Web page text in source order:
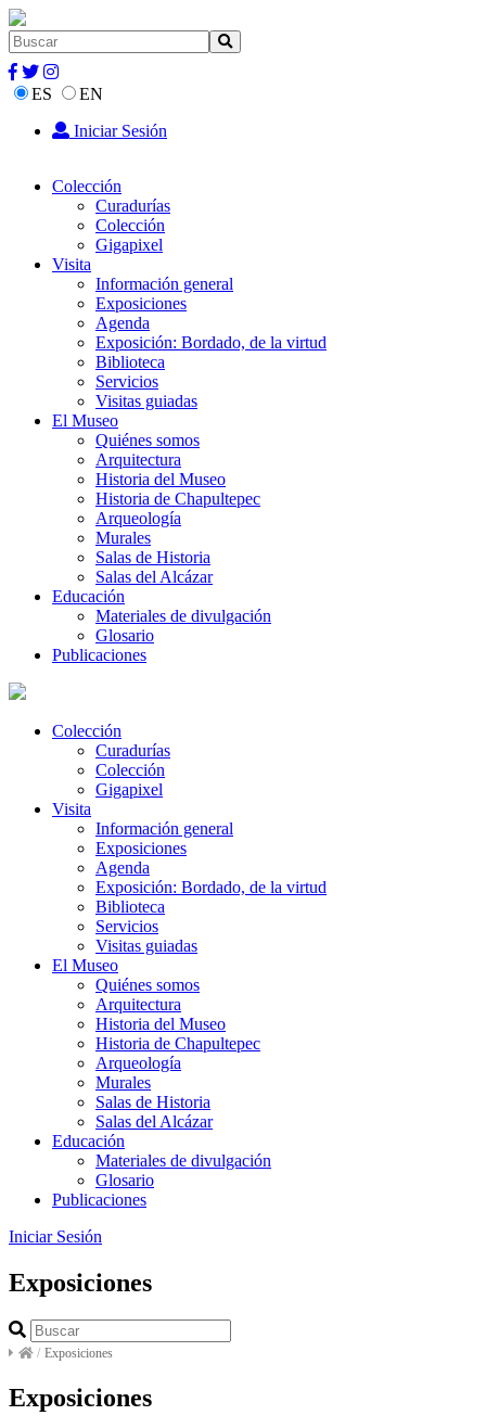
ES
EN
Iniciar Sesión
Colección
Curadurías
Colección
Gigapixel
Visita
Información general
Exposiciones
Agenda
Exposición: Bordado, de la virtud
Biblioteca
Servicios
Visitas guiadas
El Museo
Quiénes somos
Arquitectura
Historia del Museo
Historia de Chapultepec
Arqueología
Murales
Salas de Historia
Salas del Alcázar
Educación
Materiales de divulgación
Glosario
Publicaciones
Colección
Curadurías
Colección
Gigapixel
Visita
Información general
Exposiciones
Agenda
Exposición: Bordado, de la virtud
Biblioteca
Servicios
Visitas guiadas
El Museo
Quiénes somos
Arquitectura
Historia del Museo
Historia de Chapultepec
Arqueología
Murales
Salas de Historia
Salas del Alcázar
Educación
Materiales de divulgación
Glosario
Publicaciones
Iniciar Sesión
Exposiciones
/ Exposiciones
Exposiciones